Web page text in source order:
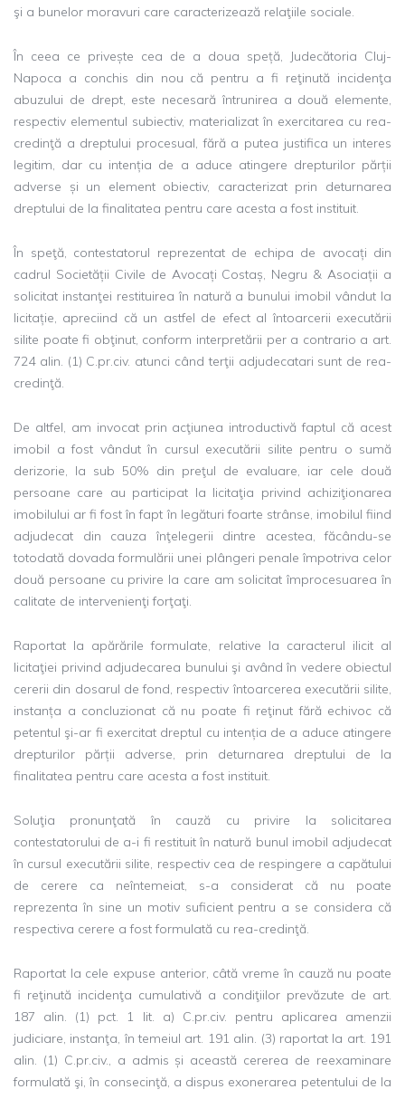
şi a bunelor moravuri care caracterizează relaţiile sociale.
În ceea ce privește cea de a doua speță, Judecătoria Cluj-
Napoca a conchis din nou că pentru a fi reţinută incidenţa
abuzului de drept, este necesară întrunirea a două elemente,
respectiv elementul subiectiv, materializat în exercitarea cu rea-
credinţă a dreptului procesual, fără a putea justifica un interes
legitim, dar cu intenția de a aduce atingere drepturilor părții
adverse și un element obiectiv, caracterizat prin deturnarea
dreptului de la finalitatea pentru care acesta a fost instituit.
În speţă, contestatorul reprezentat de echipa de avocați din
cadrul Societății Civile de Avocați Costaș, Negru & Asociații a
solicitat instanţei restituirea în natură a bunului imobil vândut la
licitație, apreciind că un astfel de efect al întoarcerii executării
silite poate fi obţinut, conform interpretării per a contrario a art.
724 alin. (1) C.pr.civ. atunci când terţii adjudecatari sunt de rea-
credinţă.
De altfel, am invocat prin acţiunea introductivă faptul că acest
imobil a fost vândut în cursul executării silite pentru o sumă
derizorie, la sub 50% din preţul de evaluare, iar cele două
persoane care au participat la licitaţia privind achiziţionarea
imobilului ar fi fost în fapt în legături foarte strânse, imobilul fiind
adjudecat din cauza înţelegerii dintre acestea, făcându-se
totodată dovada formulării unei plângeri penale împotriva celor
două persoane cu privire la care am solicitat împrocesuarea în
calitate de intervenienţi forţaţi.
Raportat la apărările formulate, relative la caracterul ilicit al
licitaţiei privind adjudecarea bunului şi având în vedere obiectul
cererii din dosarul de fond, respectiv întoarcerea executării silite,
instanța a concluzionat că nu poate fi reţinut fără echivoc că
petentul şi-ar fi exercitat dreptul cu intenția de a aduce atingere
drepturilor părții adverse, prin deturnarea dreptului de la
finalitatea pentru care acesta a fost instituit.
Soluţia pronunţată în cauză cu privire la solicitarea
contestatorului de a-i fi restituit în natură bunul imobil adjudecat
în cursul executării silite, respectiv cea de respingere a capătului
de cerere ca neîntemeiat, s-a considerat că nu poate
reprezenta în sine un motiv suficient pentru a se considera că
respectiva cerere a fost formulată cu rea-credinţă.
Raportat la cele expuse anterior, câtă vreme în cauză nu poate
fi reţinută incidenţa cumulativă a condiţiilor prevăzute de art.
187 alin. (1) pct. 1 lit. a) C.pr.civ. pentru aplicarea amenzii
judiciare, instanţa, în temeiul art. 191 alin. (3) raportat la art. 191
alin. (1) C.pr.civ., a admis și această cererea de reexaminare
formulată şi, în consecinţă, a dispus exonerarea petentului de la